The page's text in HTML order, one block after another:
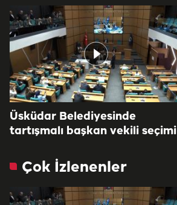
Üsküdar Belediyesinde
tartışmalı başkan vekili seçimi
Çok İzlenenler